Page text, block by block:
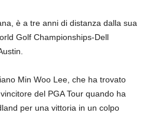
è a tre anni di distanza dalla sua
Golf Championships-Dell
Min Woo Lee, che ha trovato
del PGA Tour quando ha
per una vittoria in un colpo